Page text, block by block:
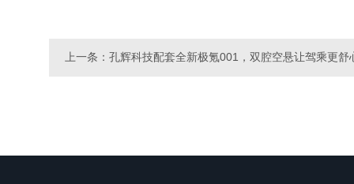
上一条：孔辉科技配套全新极氪001，双腔空悬让驾乘更舒